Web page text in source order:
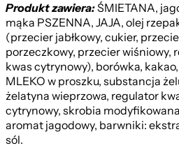
Produkt zawiera:ŚMIETANA,
mąka PSZENNA, JAJA, olej
(przecier jabłkowy, cukier,
porzeczkowy, przecier wiśniowy,
kwas cytrynowy), borówka,
MLEKO w proszku, substancja
żelatyna wieprzowa, regulator
cytrynowy, skrobia
aromat jagodowy, barwniki:
sól.